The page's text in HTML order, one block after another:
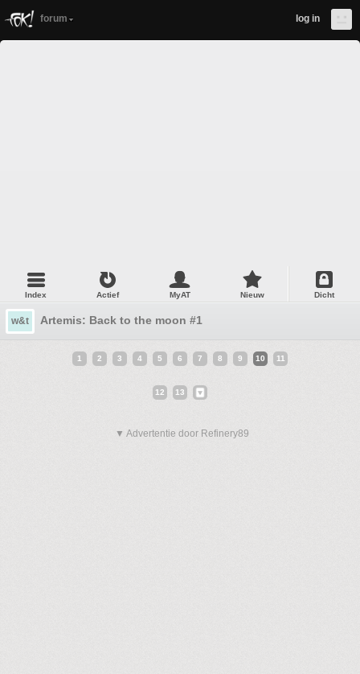
forum log in
Index Actief MyAT Nieuw Dicht
w&t Artemis: Back to the moon #1
1 2 3 4 5 6 7 8 9 10 11
12 13
▼ Advertentie door Refinery89